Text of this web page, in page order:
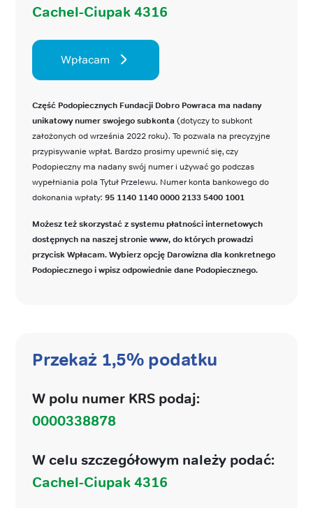
Cachel-Ciupak 4316
Wpłacam
Część Podopiecznych Fundacji Dobro Powraca ma nadany
unikatowy numer swojego subkonta (dotyczy to subkont
założonych od września 2022 roku). To pozwala na precyzyjne
przypisywanie wpłat. Bardzo prosimy upewnić się, czy
Podopieczny ma nadany swój numer i używać go podczas
wypełniania pola Tytuł Przelewu. Numer konta bankowego do
dokonania wpłaty: 95 1140 1140 0000 2133 5400 1001
Możesz też skorzystać z systemu płatności internetowych
dostępnych na naszej stronie www, do których prowadzi
przycisk Wpłacam. Wybierz opcję Darowizna dla konkretnego
Podopiecznego i wpisz odpowiednie dane Podopiecznego.
Przekaż 1,5% podatku
W polu numer KRS podaj:
0000338878
W celu szczegółowym należy podać:
Cachel-Ciupak 4316